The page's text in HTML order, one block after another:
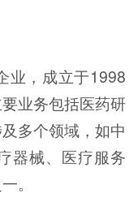
业，成立于1998
业务包括医药研
多个领域，如中
器械、医疗服务
。